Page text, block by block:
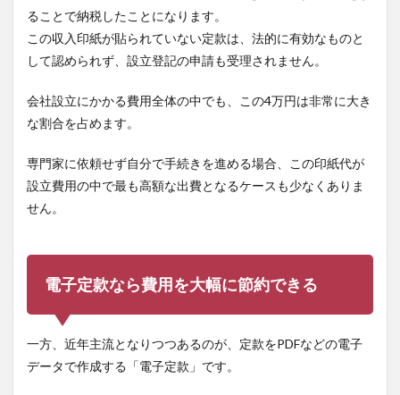
ることで納税したことになります。
この収入印紙が貼られていない定款は、法的に有効なものと
して認められず、設立登記の申請も受理されません。
会社設立にかかる費用全体の中でも、この4万円は非常に大き
な割合を占めます。
専門家に依頼せず自分で手続きを進める場合、この印紙代が
設立費用の中で最も高額な出費となるケースも少なくありま
せん。
電子定款なら費用を大幅に節約できる
一方、近年主流となりつつあるのが、定款をPDFなどの電子
データで作成する「電子定款」です。